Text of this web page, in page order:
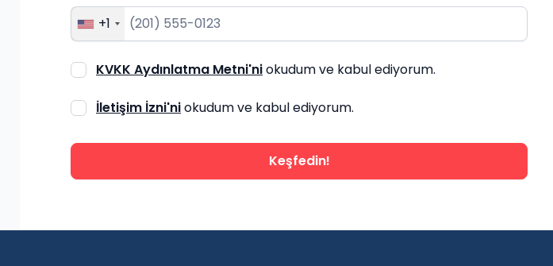
+1
KVKK Aydınlatma Metni'niokudum ve kabul ediyorum.
İletişim İzni'niokudum ve kabul ediyorum.